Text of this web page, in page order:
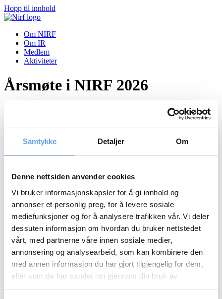
Samtykke Detaljer Om
Denne nettsiden anvender cookies
Vi bruker informasjonskapsler for å gi innhold og
annonser et personlig preg, for å levere sosiale
mediefunksjoner og for å analysere trafikken vår. Vi deler
dessuten informasjon om hvordan du bruker nettstedet
vårt, med partnerne våre innen sosiale medier,
annonsering og analysearbeid, som kan kombinere den
med annen informasjon du har gjort tilgjengelig for dem,
eller som de har samlet inn gjennom din bruk av
tjenestene deres.
Hopp til innhold
Om NIRF
Om IR
Medlem
Aktiviteter
Årsmøte i NIRF 2026
03.06.2026
NIRF inviterer sine medlemmer til Årsmøte, onsdag 3. juni 2026, kl
11:00, SIXA Conference, Dronning Eufemias gate 6A.
Innkalling årsmøte 2026
Styrets beretning, årsregnskap og revisjonsberetning
Valgkomiteens innstilling 2026
Påmelding NIRF Årsmøte